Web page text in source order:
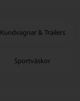
Kundvagnar & Trailers
Sportväskor